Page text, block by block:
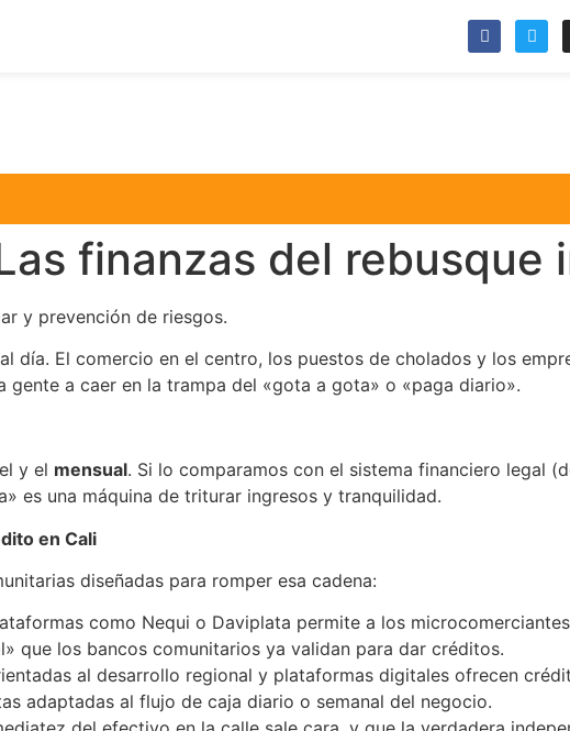
finanzas del rebusque
y prevención de riesgos.
día. El comercio en el centro, los puestos de cholados y los
gente a caer en la trampa del «gota a gota» o «paga diario».
y el mensual. Si lo comparamos con el sistema financiero legal
es una máquina de triturar ingresos y tranquilidad.
en Cali
diseñadas para romper esa cadena:
como Nequi o Daviplata permite a los
que los bancos comunitarios ya validan para dar créditos.
al desarrollo regional y plataformas digitales ofrecen
adaptadas al flujo de caja diario o semanal del negocio.